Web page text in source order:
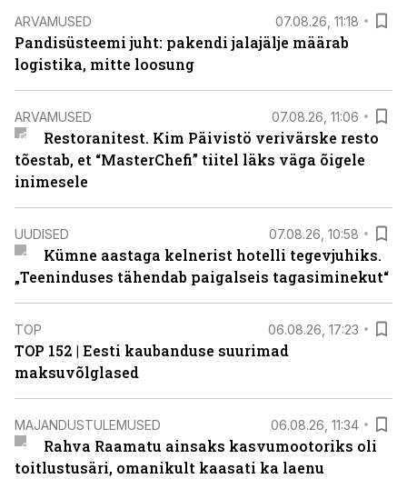
ARVAMUSED 07.08.26, 11:18
Pandisüsteemi juht: pakendi jalajälje määrab
logistika, mitte loosung
ARVAMUSED 07.08.26, 11:06
Restoranitest. Kim Päivistö verivärske resto
tõestab, et “MasterChefi” tiitel läks väga õigele
inimesele
UUDISED 07.08.26, 10:58
Kümne aastaga kelnerist hotelli tegevjuhiks.
„Teeninduses tähendab paigalseis tagasiminekut“
TOP 06.08.26, 17:23
TOP 152 | Eesti kaubanduse suurimad
maksuvõlglased
MAJANDUSTULEMUSED 06.08.26, 11:34
Rahva Raamatu ainsaks kasvumootoriks oli
toitlustusäri, omanikult kaasati ka laenu